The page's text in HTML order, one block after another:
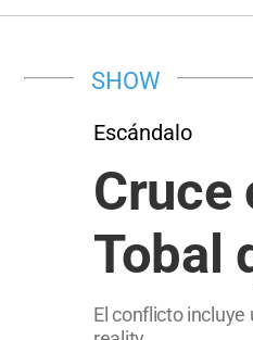
SHOW
Escándalo
Cruce
Tobal
El conflicto